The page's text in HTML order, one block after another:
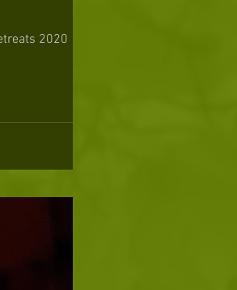
2020